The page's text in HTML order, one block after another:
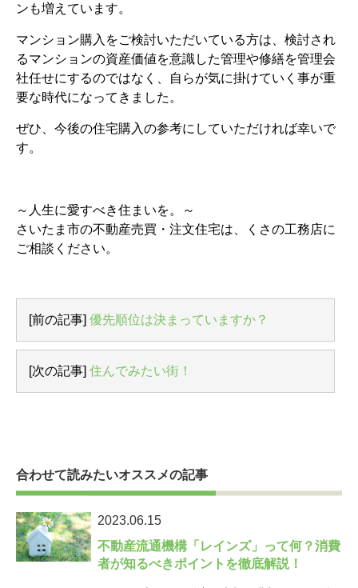
ンも増えています。
マンション購入をご検討いただいている方は、検討され
るマンションの資産価値を意識した管理や修繕を管理会
社任せにするのではなく、自らが気に掛けていく事が重
要な時代になってきました。
ぜひ、今後の住宅購入の参考にしていただければ幸いで
す。
～人生に愛すべき住まいを。～
さいたま市の不動産売買・注文住宅は、くさの工務店に
ご相談ください。
[前の記事] 優先順位は決まっていますか？
[次の記事] 住んでみたい街！
合わせて読みたいオススメの記事
2023.06.15
不動産流通機構「レインズ」って何？消費
者が知るべきポイントを徹底解説！